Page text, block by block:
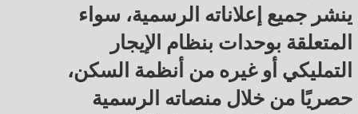
ينشر جميع إعلاناته الرسمية، سواء
المتعلقة بوحدات بنظام الإيجار
التمليكي أو غيره من أنظمة السكن،
حصريًا من خلال منصاته الرسمية